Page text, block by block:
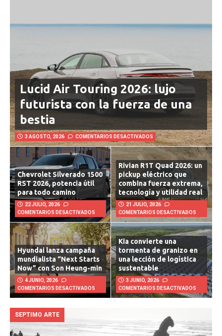
Lucid Air Touring 2026: lujo
futurista con la fuerza de una
bestia
3 AGOSTO, 2026 COMENTARIOS DESACTIVADOS
Chevrolet Silverado 1500
RST 2026, potencia útil
para todo camino
22 JULIO, 2026
COMENTARIOS DESACTIVADOS
Rivian R1T Quad 2026: un
pickup eléctrico que
combina fuerza extrema,
tecnología y utilidad real
21 JULIO, 2026
COMENTARIOS DESACTIVADOS
Hyundai lanza campaña
mundialista “Next Starts
Now” con Son Heung-min
4 JUNIO, 2026
COMENTARIOS DESACTIVADOS
Kia convierte una
tormenta de granizo en
una lección de logística
sustentable
3 JUNIO, 2026
COMENTARIOS DESACTIVADOS
SEPTIMO ARTE